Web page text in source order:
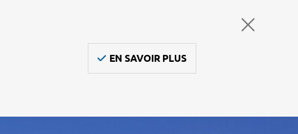
EN SAVOIR PLUS